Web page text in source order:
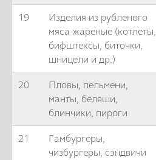
19
Изделия из рубленого
мяса жареные (котлеты,
бифштексы, биточки,
шницели и др.)
20
Пловы, пельмени,
манты, беляши,
блинчики, пироги
21
Гамбургеры,
чизбургеры, сэндвичи